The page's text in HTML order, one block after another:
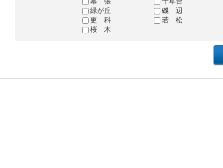
緑が丘
磯 辺
更 科
若 松
桜 木